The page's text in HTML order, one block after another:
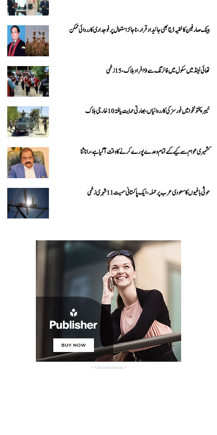
بینک صارفین کا خفیہ ڈیٹا بھی جائیداد قرار، ناجائز استعمال پر فوجداری کارروائی ممکن
تھائی لینڈ میں سکول میں فائرنگ سے 9 افراد ہلاک، 15 زخمی
خیبرپختونخوا میں فورسز کی کارروائیاں، بھارتی حمایت یافتہ 10 خارجی ہلاک
کشمیری عوام سے کیے گئے تمام وعدے پورے کرنے کا وقت آ گیا ہے، رانا ثنا
حوثی باغیوں کا سعودی عرب پر حملہ، ایک پاکستانی سمیت 11 شہری زخمی
- Advertisement -